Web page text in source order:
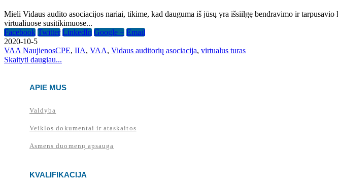
Mieli Vidaus audito asociacijos nariai, tikime, kad dauguma iš jūsų yra išsiilgę bendravimo ir
virtualiuose susitikimuose...
Facebook Twitter LinkedIn Google + Email
2020-10-5
VAA NaujienosCPE, IIA, VAA, Vidaus auditorių asociacija, virtualus turas
Skaityti daugiau...
APIE MUS
Valdyba
Veiklos dokumentai ir ataskaitos
Asmens duomenų apsauga
KVALIFIKACIJA